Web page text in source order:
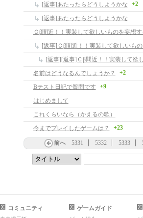
[返事]あたったらどうしようかな +2
[返事]あたったらどうしようかな
Ｃβ間近！！実装して欲しいものを妄想
[返事]Ｃβ間近！！実装して欲しいも
名前はどうなるんでしょうか？ +2
Bテスト日記で質問です +9
はじめまして
これくらいなら（かえるの歌）
今までプレイしたゲームは？
+23
前へ 5331 5332 5333
コミュニティ ゲームガイド